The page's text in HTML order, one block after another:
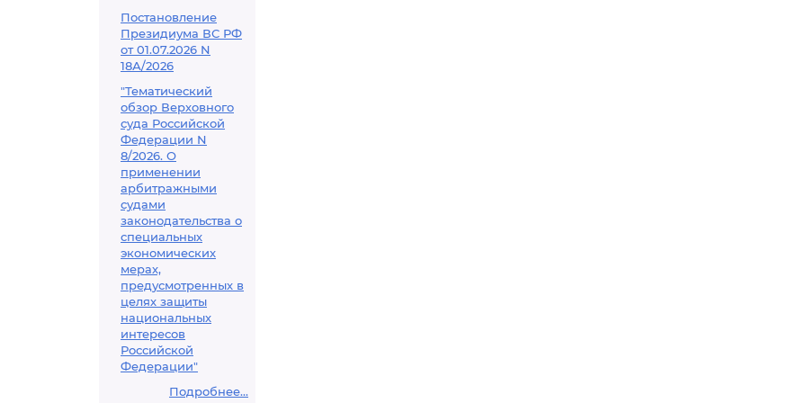
Постановление
Президиума ВС РФ
от 01.07.2026 N
18А/2026
"Тематический
обзор Верховного
суда Российской
Федерации N
8/2026. О
применении
арбитражными
судами
законодательства о
специальных
экономических
мерах,
предусмотренных в
целях защиты
национальных
интересов
Российской
Федерации"
Подробнее...